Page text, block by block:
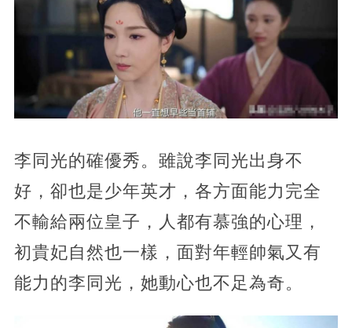
李同光的確優秀。雖說李同光出身不
好，卻也是少年英才，各方面能力完全
不輸給兩位皇子，人都有慕強的心理，
初貴妃自然也一樣，面對年輕帥氣又有
能力的李同光，她動心也不足為奇。